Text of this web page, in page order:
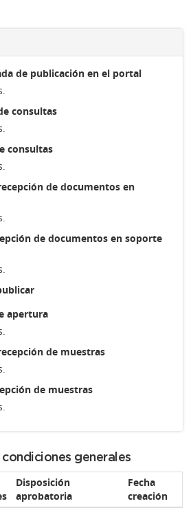
de publicación en el portal
consultas
consultas
de documentos en
de documentos en soporte
apertura
de muestras
de muestras
generales
Disposición
aprobatoria
Fecha
creación